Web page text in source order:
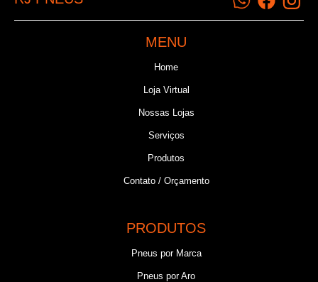
MENU
Home
Loja Virtual
Nossas Lojas
Serviços
Produtos
Contato / Orçamento
PRODUTOS
Pneus por Marca
Pneus por Aro